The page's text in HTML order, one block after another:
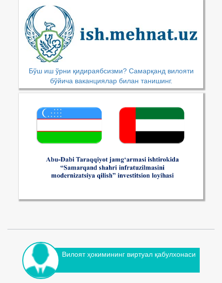
Бўш иш ўрни қидираябсизми? Самарқанд вилояти
бўйича ваканциялар билан танишинг.
Вилоят ҳокимининг виртуал қабулхонаси